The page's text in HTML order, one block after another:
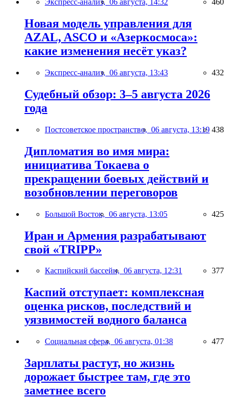
Экспресс-анализ, 06 августа, 14:32 460
Новая модель управления для
AZAL, ASCO и «Азеркосмоса»:
какие изменения несёт указ?
Экспресс-анализ, 06 августа, 13:43 432
Судебный обзор: 3–5 августа 2026
года
Постсоветское пространство, 06 августа, 13:19 438
Дипломатия во имя мира:
инициатива Токаева о
прекращении боевых действий и
возобновлении переговоров
Большой Восток, 06 августа, 13:05 425
Иран и Армения разрабатывают
свой «TRIPP»
Каспийский бассейн, 06 августа, 12:31 377
Каспий отступает: комплексная
оценка рисков, последствий и
уязвимостей водного баланса
Социальная сфера, 06 августа, 01:38 477
Зарплаты растут, но жизнь
дорожает быстрее там, где это
заметнее всего